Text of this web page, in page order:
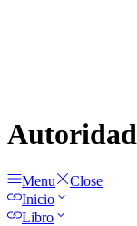
Autoridad
Menu
Close
Inicio
Libro